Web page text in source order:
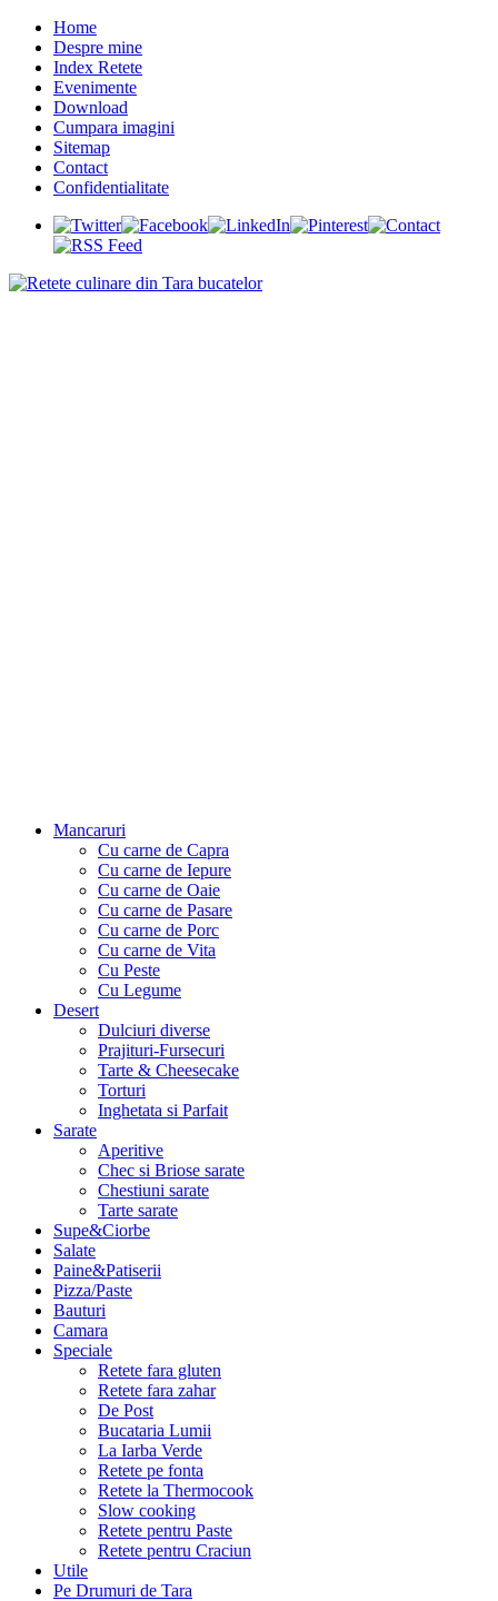
Home
Despre mine
Index Retete
Evenimente
Download
Cumpara imagini
Sitemap
Contact
Confidentialitate
Mancaruri
Cu carne de Capra
Cu carne de Iepure
Cu carne de Oaie
Cu carne de Pasare
Cu carne de Porc
Cu carne de Vita
Cu Peste
Cu Legume
Desert
Dulciuri diverse
Prajituri-Fursecuri
Tarte & Cheesecake
Torturi
Inghetata si Parfait
Sarate
Aperitive
Chec si Briose sarate
Chestiuni sarate
Tarte sarate
Supe&Ciorbe
Salate
Paine&Patiserii
Pizza/Paste
Bauturi
Camara
Speciale
Retete fara gluten
Retete fara zahar
De Post
Bucataria Lumii
La Iarba Verde
Retete pe fonta
Retete la Thermocook
Slow cooking
Retete pentru Paste
Retete pentru Craciun
Utile
Pe Drumuri de Tara